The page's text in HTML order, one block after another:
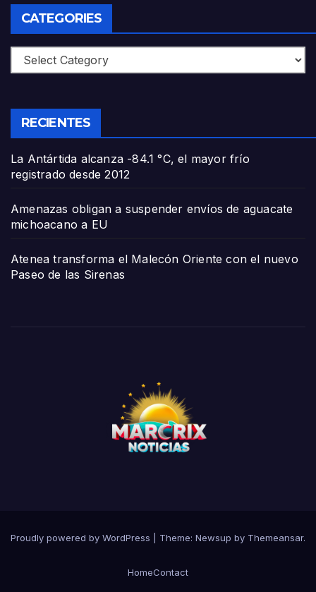
CATEGORIES
Categories
RECIENTES
La Antártida alcanza -84.1 °C, el mayor frío
registrado desde 2012
Amenazas obligan a suspender envíos de aguacate
michoacano a EU
Atenea transforma el Malecón Oriente con el nuevo
Paseo de las Sirenas
Proudly powered by WordPress Theme: Newsup by Themeansar.
HomeContact